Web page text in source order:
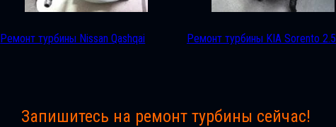
Ремонт турбины Nissan Qashqai Ремонт турбины KIA Sorento 2.5
Запишитесь на ремонт турбины сейчас!